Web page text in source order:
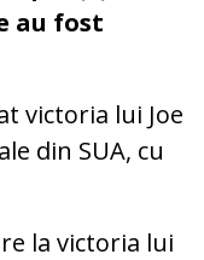
au fost
victoria lui Joe
din SUA, cu
la victoria lui